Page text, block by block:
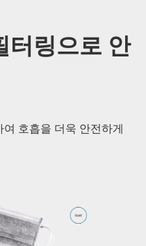
터링으로 안
호흡을 더욱 안전하게